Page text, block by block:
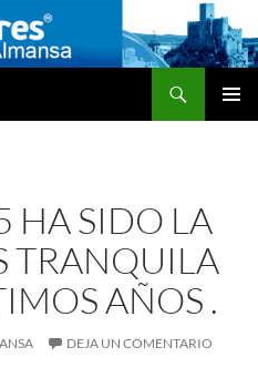
HA SIDO LA
TRANQUILA
AÑOS .
DEJA UN COMENTARIO